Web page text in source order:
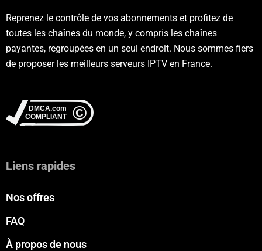
Reprenez le contrôle de vos abonnements et profitez de
toutes les chaînes du monde, y compris les chaînes
payantes, regroupées en un seul endroit. Nous sommes fiers
de proposer les meilleurs serveurs IPTV en France.
Liens rapides
Nos offres
FAQ
À propos de nous